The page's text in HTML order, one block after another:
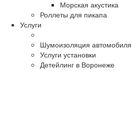
Морская акустика
Роллеты для пикапа
Услуги
Шумоизоляция автомобиля
Услуги установки
Детейлинг в Воронеже